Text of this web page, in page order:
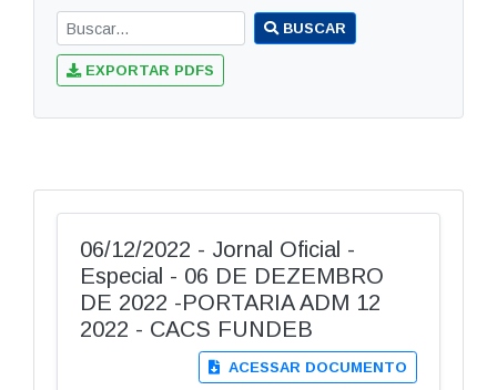
BUSCAR
EXPORTAR PDFS
06/12/2022 - Jornal Oficial -
Especial - 06 DE DEZEMBRO
DE 2022 -PORTARIA ADM 12
2022 - CACS FUNDEB
ACESSAR DOCUMENTO